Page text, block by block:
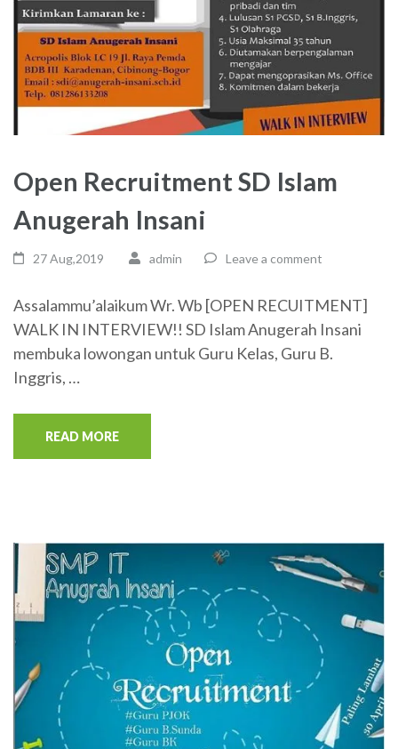
Open Recruitment SD Islam
Anugerah Insani
27 Aug,2019 admin Leave a comment
Assalammu’alaikum Wr. Wb [OPEN RECUITMENT]
WALK IN INTERVIEW!! SD Islam Anugerah Insani
membuka lowongan untuk Guru Kelas, Guru B.
Inggris, …
READ MORE